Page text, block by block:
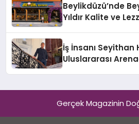
Hayata Geçirecek
Beylikdüzü’nde
Yıldır Kalite ve
İş İnsanı Seyithan
Uluslararası
Gerçek Magazinin